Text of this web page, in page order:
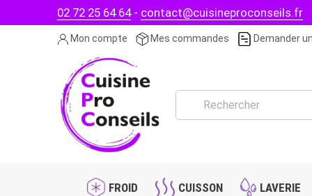
02 72 25 64 64- contact@cuisineproconseils.fr
Mon compte Mes commandes Demander
FROID CUISSON LAVERIE